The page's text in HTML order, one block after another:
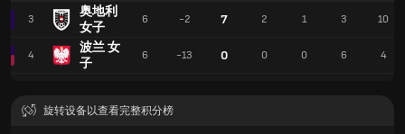
3
奥地利
女子
4
波兰 女
子
6 -2 7 2 1 3 10
6 -13 0 0 0 6 4
旋转设备以查看完整积分榜